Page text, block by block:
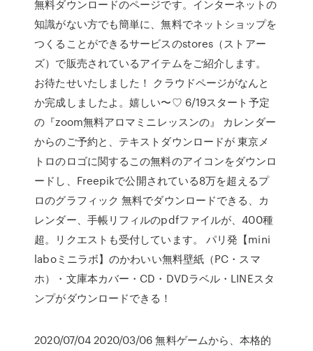
無料ダウンロードのページです。インターネットの
知識がない方でも簡単に、無料でネットショップを
つくることができるサービスのstores（ストアー
ズ）で販売されているアイテムをご紹介します。
お待たせいたしました！ クラウドページがなんと
か完成しましたよ。嬉しい〜♡ 6/19スタート予定
の『zoom無料アロマミニレッスンの』 カレンダー
からのご予約と、テキストダウンロードが 東京メ
トロのロゴに関するこの無料のアイコンをダウンロ
ードし、Freepikで公開されている8万を超えるプ
ロのグラフィック 無料でダウンロードできる、カ
レンダー、手帳リフィルのpdfファイルが、400種
超。リクエストも受付しています。 パリ発【mini
laboミニラボ】のかわいい無料壁紙（PC・スマ
ホ）・文庫本カバー・CD・DVDラベル・LINEスタ
ンプがダウンロードできる！
2020/07/04 2020/03/06 無料ゲームから、本格的